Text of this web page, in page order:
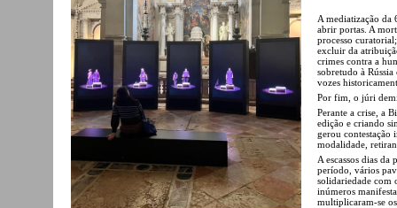
A mediatização da
abrir portas. A
processo
excluir da
crimes contra a
sobretudo à
vozes
Por fim, o júri
Perante a crise, a
edição e criando
gerou contestação
modalidade,
A escassos dias
período, vários
solidariedade com
inúmeros
multiplicaram-se